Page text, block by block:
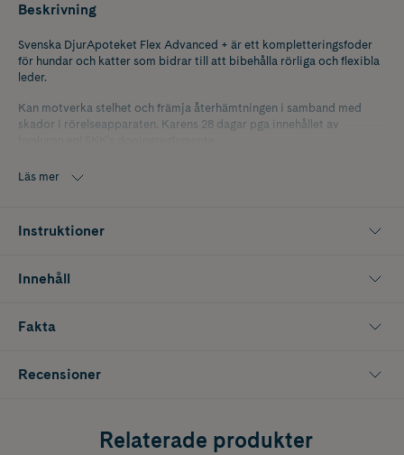
Beskrivning
Svenska DjurApoteket Flex Advanced + är ett kompletteringsfoder
för hundar och katter som bidrar till att bibehålla rörliga och flexibla
leder.
Kan motverka stelhet och främja återhämtningen i samband med
skador i rörelseapparaten. Karens 28 dagar pga innehållet av
Läs mer
Instruktioner
Innehåll
Fakta
Recensioner
Relaterade produkter